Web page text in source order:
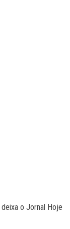
o Jornal Hoje